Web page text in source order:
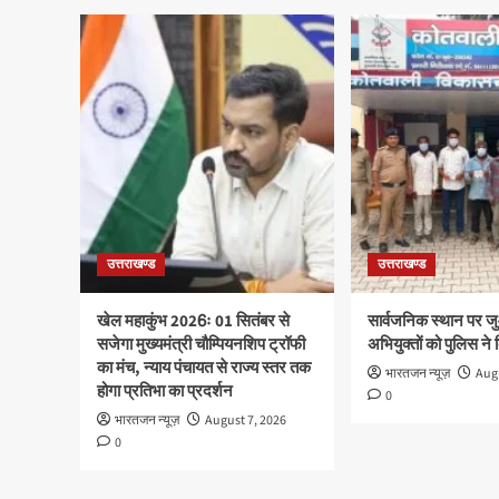
उत्तराखण्ड
खेल महाकुंभ 2026ः 01 सितंबर से
सजेगा मुख्यमंत्री चौम्पियनशिप ट्रॉफी
का मंच, न्याय पंचायत से राज्य स्तर तक
होगा प्रतिभा का प्रदर्शन
भारतजन न्यूज़
August 7, 2026
0
उत्तराखण्ड
सार्वजनिक स्थान
अभियुक्तों को पुलिस ने
भारतजन न्यूज़
0